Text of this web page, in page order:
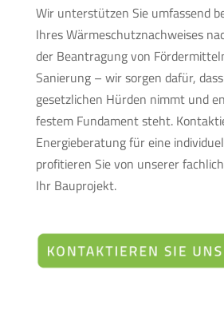
Wir unterstützen Sie umfassend
Ihres Wärmeschutznachweises
der Beantragung von
Sanierung – wir sorgen dafür,
gesetzlichen Hürden nimmt und
festem Fundament steht.
Energieberatung für eine
profitieren Sie von unserer
Ihr Bauprojekt.